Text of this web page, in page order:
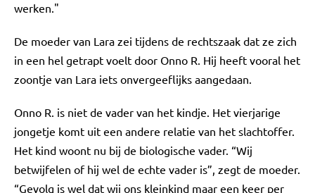
werken."
De moeder van Lara zei tijdens de rechtszaak dat ze zich
in een hel getrapt voelt door Onno R. Hij heeft vooral het
zoontje van Lara iets onvergeeflijks aangedaan.
Onno R. is niet de vader van het kindje. Het vierjarige
jongetje komt uit een andere relatie van het slachtoffer.
Het kind woont nu bij de biologische vader. “Wij
betwijfelen of hij wel de echte vader is”, zegt de moeder.
“Gevolg is wel dat wij ons kleinkind maar een keer per